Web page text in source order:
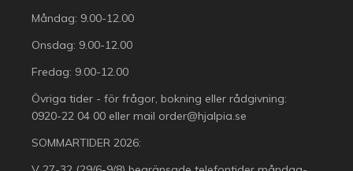
Måndag: 9.00-12.00
Onsdag: 9.00-12.00
Fredag: 9.00-12.00
Övriga tider - för frågor, bokning eller rådgivning:
0920-22 04 00 eller mail order@hjalpia.se
SOMMARTIDER 2026: